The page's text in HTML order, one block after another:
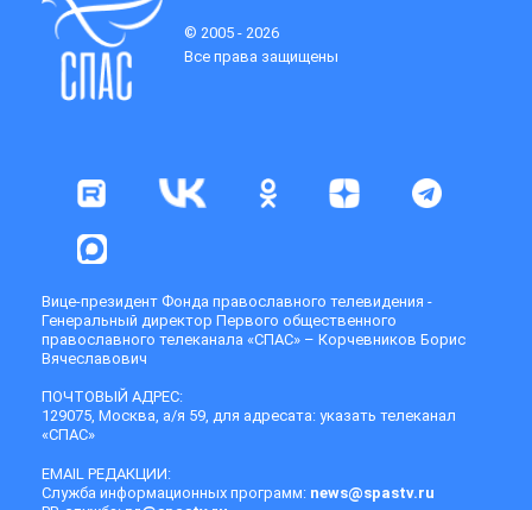
© 2005 - 2026
Все права защищены
Вице-президент Фонда православного телевидения -
Генеральный директор Первого общественного
православного телеканала «СПАС» – Корчевников Борис
Вячеславович
ПОЧТОВЫЙ АДРЕС:
129075, Москва, а/я 59, для адресата: указать телеканал
«СПАС»
EMAIL РЕДАКЦИИ:
Служба информационных программ: news@spastv.ru